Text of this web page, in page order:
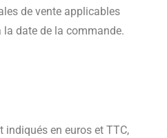
de vente applicables
la date de la commande.
indiqués en euros et TTC,